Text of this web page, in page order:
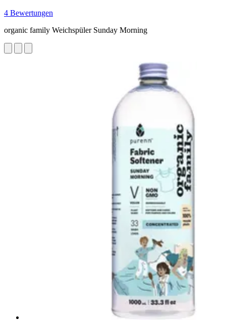
4 Bewertungen
organic family Weichspüler Sunday Morning